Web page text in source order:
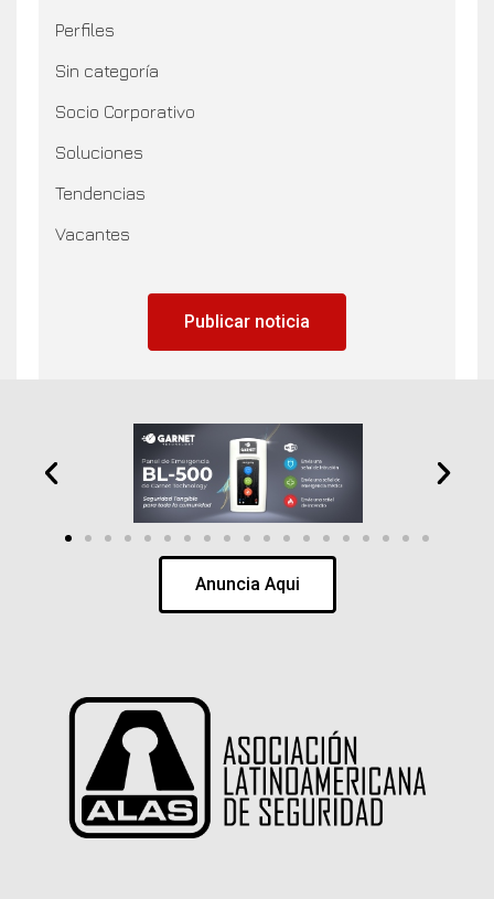
Perfiles
Sin categoría
Socio Corporativo
Soluciones
Tendencias
Vacantes
Publicar noticia
Anuncia Aqui